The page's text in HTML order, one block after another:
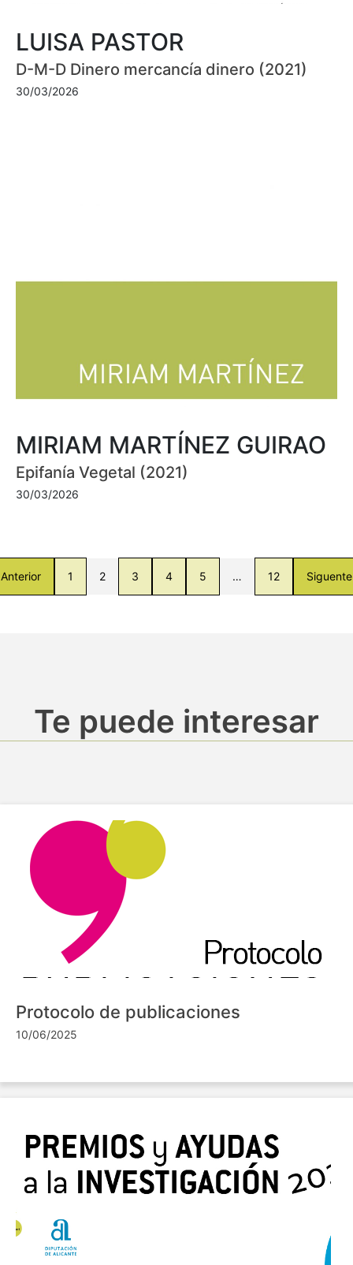
LUISA PASTOR
D-M-D Dinero mercancía dinero (2021)
30/03/2026
MIRIAM MARTÍNEZ GUIRAO
Epifanía Vegetal (2021)
30/03/2026
Anterior 1 2 3 4 5 … 12 Siguente
Te puede interesar
Protocolo de publicaciones
10/06/2025